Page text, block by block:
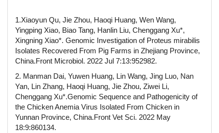
1.Xiaoyun Qu, Jie Zhou, Haoqi Huang, Wen Wang,
Yingping Xiao, Biao Tang, Hanlin Liu, Chenggang Xu*,
Xingning Xiao*. Genomic Investigation of Proteus mirabilis
Isolates Recovered From Pig Farms in Zhejiang Province,
China.Front Microbiol. 2022 Jul 7:13:952982.
2. Manman Dai, Yuwen Huang, Lin Wang, Jing Luo, Nan
Yan, Lin Zhang, Haoqi Huang, Jie Zhou, Ziwei Li,
Chenggang Xu*.Genomic Sequence and Pathogenicity of
the Chicken Anemia Virus Isolated From Chicken in
Yunnan Province, China.Front Vet Sci. 2022 May
18:9:860134.